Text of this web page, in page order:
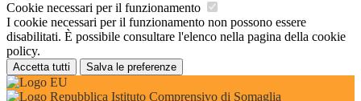
Cookie necessari per il funzionamento
I cookie necessari per il funzionamento non possono essere
disabilitati. È possibile consultare l'elenco nella pagina della cookie
policy.
Accetta tutti Salva le preferenze
Istituto Comprensivo di Somaglia